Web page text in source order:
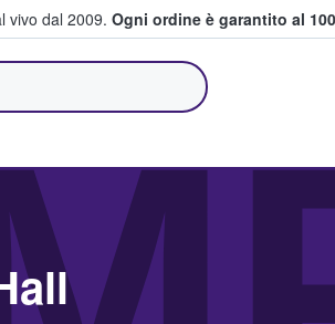
vivo dal 2009. Ogni ordine è garantito al
vendono biglietti